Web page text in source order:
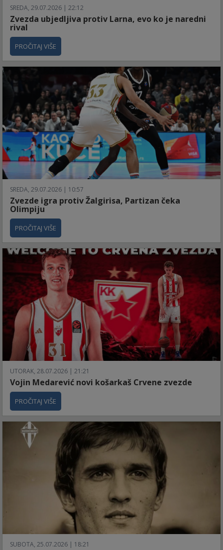
SREDA, 29.07.2026 | 22:12
Zvezda ubjedljiva protiv Larna, evo ko je naredni
rival
PROČITAJ VIŠE
SREDA, 29.07.2026 | 10:57
Zvezde igra protiv Žalgirisa, Partizan čeka
Olimpiju
PROČITAJ VIŠE
UTORAK, 28.07.2026 | 21:21
Vojin Medarević novi košarkaš Crvene zvezde
PROČITAJ VIŠE
SUBOTA, 25.07.2026 | 18:21